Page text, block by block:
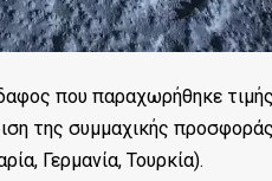
που παραχωρήθηκε
της συμμαχικής
Γερμανία, Τουρκία).